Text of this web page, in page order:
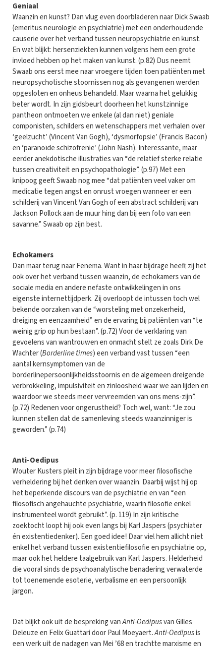
Geniaal
Waanzin en kunst? Dan vlug even doorbladeren naar Dick Swaab
(emeritus neurologie en psychiatrie) met een onderhoudende
causerie over het verband tussen neuropsychiatrie en kunst.
En wat blijkt: hersenziekten kunnen volgens hem een grote
invloed hebben op het maken van kunst. (p.82) Dus neemt
Swaab ons eerst mee naar vroegere tijden toen patiënten met
neuropsychotische stoornissen nog als gevangenen werden
opgesloten en onheus behandeld. Maar waarna het gelukkig
beter wordt. In zijn gidsbeurt doorheen het kunstzinnige
pantheon ontmoeten we enkele (al dan niet) geniale
componisten, schilders en wetenschappers met verhalen over
‘geelzucht’ (Vincent Van Gogh), ‘dysmorfopsie’ (Francis Bacon)
en ‘paranoïde schizofrenie’ (John Nash). Interessante, maar
eerder anekdotische illustraties van “de relatief sterke relatie
tussen creativiteit en psychopathologie”. (p.97) Met een
knipoog geeft Swaab nog mee “dat patiënten veel vaker om
medicatie tegen angst en onrust vroegen wanneer er een
schilderij van Vincent Van Gogh of een abstract schilderij van
Jackson Pollock aan de muur hing dan bij een foto van een
savanne.” Swaab op zijn best.
Echokamers
Dan maar terug naar Fenema. Want in haar bijdrage heeft zij het
ook over het verband tussen waanzin, de echokamers van de
sociale media en andere nefaste ontwikkelingen in ons
eigenste internettijdperk. Zij overloopt de intussen toch wel
bekende oorzaken van de “worsteling met onzekerheid,
dreiging en eenzaamheid” en de ervaring bij patiënten van “te
weinig grip op hun bestaan”. (p.72) Voor de verklaring van
gevoelens van wantrouwen en onmacht stelt ze zoals Dirk De
Wachter (Borderline times) een verband vast tussen “een
aantal kernsymptomen van de
borderlinepersoonlijkheidsstoornis en de algemeen dreigende
verbrokkeling, impulsiviteit en zinloosheid waar we aan lijden en
waardoor we steeds meer vervreemden van ons mens-zijn”.
(p.72) Redenen voor ongerustheid? Toch wel, want: “Je zou
kunnen stellen dat de samenleving steeds waanzinniger is
geworden.” (p.74)
Anti-Oedipus
Wouter Kusters pleit in zijn bijdrage voor meer filosofische
verheldering bij het denken over waanzin. Daarbij wijst hij op
het beperkende discours van de psychiatrie en van “een
filosofisch angehauchte psychiatrie, waarin filosofie enkel
instrumenteel wordt gebruikt”. (p. 119) In zijn kritische
zoektocht loopt hij ook even langs bij Karl Jaspers (psychiater
én existentiedenker). Een goed idee! Daar viel hem allicht niet
enkel het verband tussen existentiefilosofie en psychiatrie op,
maar ook het heldere taalgebruik van Karl Jaspers. Helderheid
die vooral sinds de psychoanalytische benadering verwaterde
tot toenemende esoterie, verbalisme en een persoonlijk
jargon.
Dat blijkt ook uit de bespreking vanAnti-Oedipusvan Gilles
Deleuze en Felix Guattari door Paul Moeyaert.Anti-Oedipusis
een werk uit de nadagen van Mei ’68 en trachtte marxisme en